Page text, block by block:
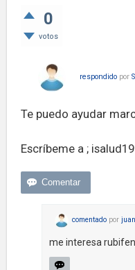
0
votos
respondido por
Te puedo ayudar
Escríbeme a ;
comentado por
me interesa